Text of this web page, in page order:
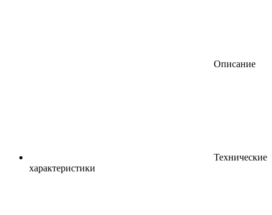
Описание
Технические
характеристики